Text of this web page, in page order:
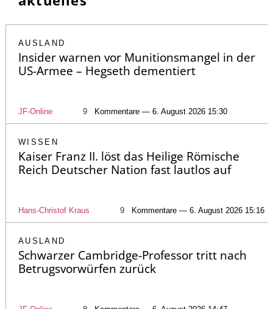
AUSLAND
Insider warnen vor Munitionsmangel in der
US-Armee – Hegseth dementiert
JF-Online 9 Kommentare — 6. August 2026 15:30
WISSEN
Kaiser Franz II. löst das Heilige Römische
Reich Deutscher Nation fast lautlos auf
Hans-Christof Kraus 9 Kommentare — 6. August 2026 15:16
AUSLAND
Schwarzer Cambridge-Professor tritt nach
Betrugsvorwürfen zurück